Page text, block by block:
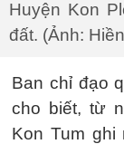
Huyện Kon
đất. (Ảnh:
Ban chỉ đạo
cho biết, từ
Kon Tum